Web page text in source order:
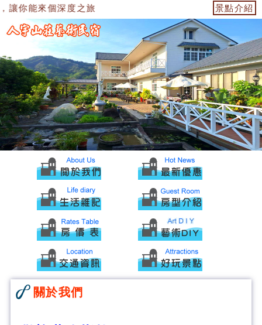
讓你能來個深度之旅 景點介紹
關於我們